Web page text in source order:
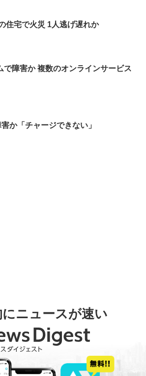
住宅で火災 1人逃げ遅れか
で障害か 複数のオンラインサービス
か「チャージできない」
にニュースが速い